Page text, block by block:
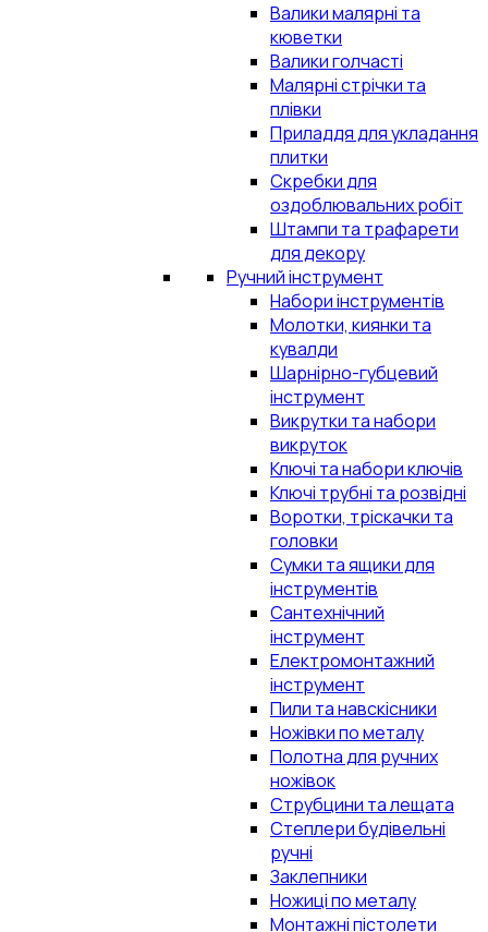
Валики малярні та
кюветки
Валики голчасті
Малярні стрічки та
плівки
Приладдя для укладання
плитки
Скребки для
оздоблювальних робіт
Штампи та трафарети
для декору
Ручний інструмент
Набори інструментів
Молотки, киянки та
кувалди
Шарнірно-губцевий
інструмент
Викрутки та набори
викруток
Ключі та набори ключів
Ключі трубні та розвідні
Воротки, тріскачки та
головки
Сумки та ящики для
інструментів
Сантехнічний
інструмент
Електромонтажний
інструмент
Пили та навскісники
Ножівки по металу
Полотна для ручних
ножівок
Струбцини та лещата
Степлери будівельні
ручні
Заклепники
Ножиці по металу
Монтажні пістолети